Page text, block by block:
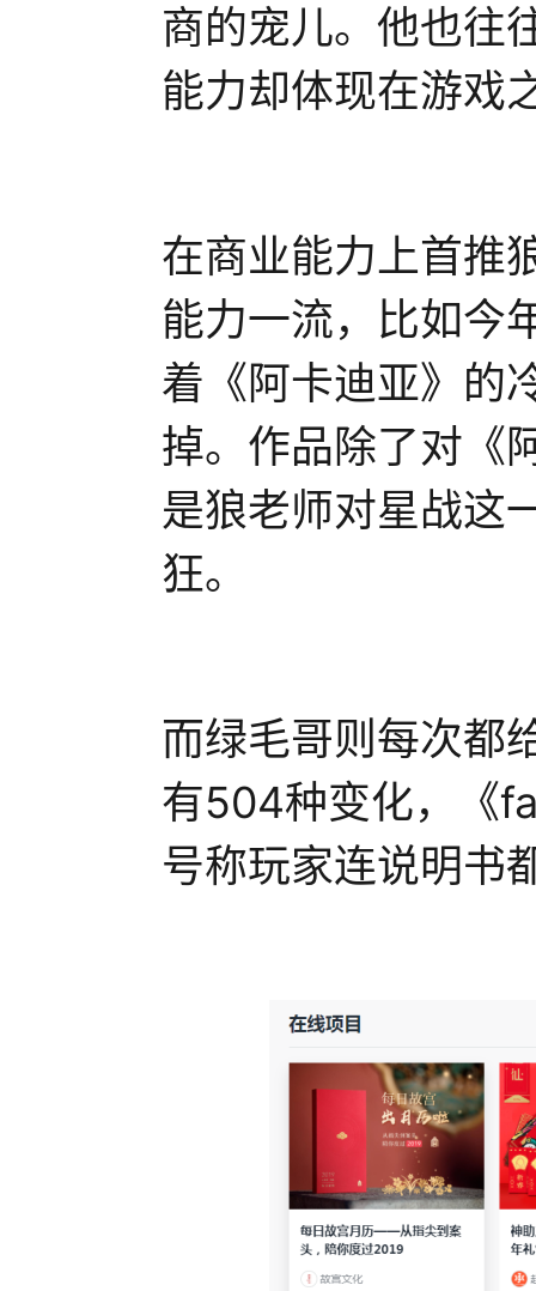
商的宠儿。他也往
能力却体现在游戏
在商业能力上首推
能力一流，比如今
着《阿卡迪亚》的
掉。作品除了对《
是狼老师对星战这
狂。
而绿毛哥则每次都
有504种变化，《
号称玩家连说明书